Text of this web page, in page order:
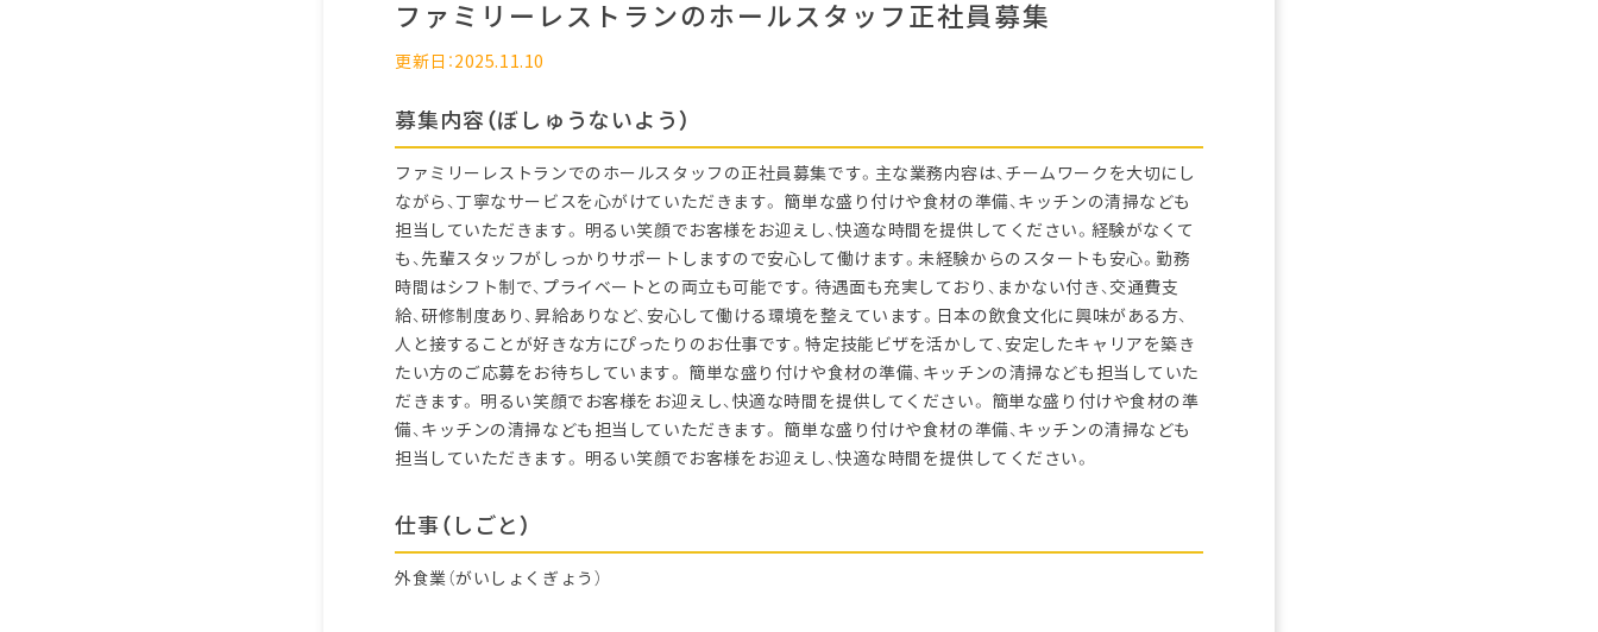
ファミリーレストランのホールスタッフ正社員募集
更新日：2025.11.10
募集内容（ぼしゅうないよう）
ファミリーレストランでのホールスタッフの正社員募集です。主な業務内容は、チームワークを大切にし
ながら、丁寧なサービスを心がけていただきます。 簡単な盛り付けや食材の準備、キッチンの清掃なども
担当していただきます。 明るい笑顔でお客様をお迎えし、快適な時間を提供してください。経験がなくて
も、先輩スタッフがしっかりサポートしますので安心して働けます。未経験からのスタートも安心。勤務
時間はシフト制で、プライベートとの両立も可能です。待遇面も充実しており、まかない付き、交通費支
給、研修制度あり、昇給ありなど、安心して働ける環境を整えています。日本の飲食文化に興味がある方、
人と接することが好きな方にぴったりのお仕事です。特定技能ビザを活かして、安定したキャリアを築き
たい方のご応募をお待ちしています。 簡単な盛り付けや食材の準備、キッチンの清掃なども担当していた
だきます。 明るい笑顔でお客様をお迎えし、快適な時間を提供してください。 簡単な盛り付けや食材の準
備、キッチンの清掃なども担当していただきます。 簡単な盛り付けや食材の準備、キッチンの清掃なども
担当していただきます。 明るい笑顔でお客様をお迎えし、快適な時間を提供してください。
仕事（しごと）
外食業（がいしょくぎょう）